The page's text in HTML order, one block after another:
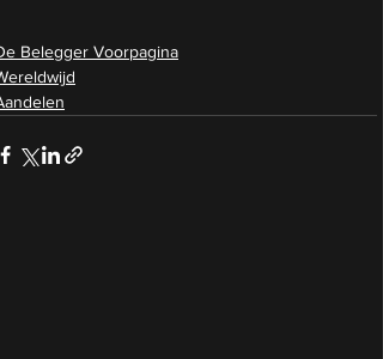
Belegger Voorpagina